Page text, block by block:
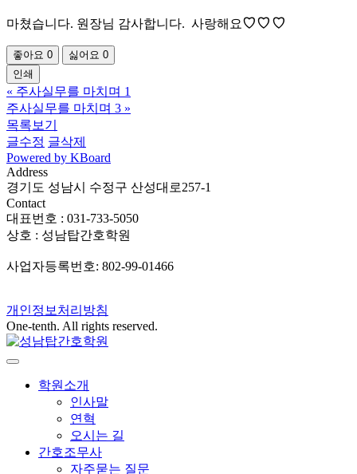
마쳤습니다. 원장님 감사합니다. 사랑해요♡♡ ♡
좋아요 0 싫어요 0
인쇄
« 주사실무를 마치며 1
주사실무를 마치며 3 »
목록보기
글수정 글삭제
Powered by KBoard
Address
경기도 성남시 수정구 산성대로257-1
Contact
대표번호 : 031-733-5050
상호 : 성남탑간호학원
사업자등록번호: 802-99-01466
개인정보처리방침
One-tenth. All rights reserved.
학원소개
인사말
연혁
오시는 길
간호조무사
자주묻는 질문